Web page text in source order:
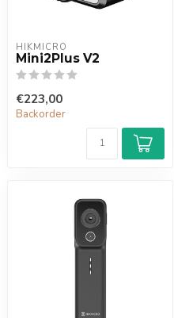
HIKMICRO
Mini2Plus V2
€223,00
Backorder